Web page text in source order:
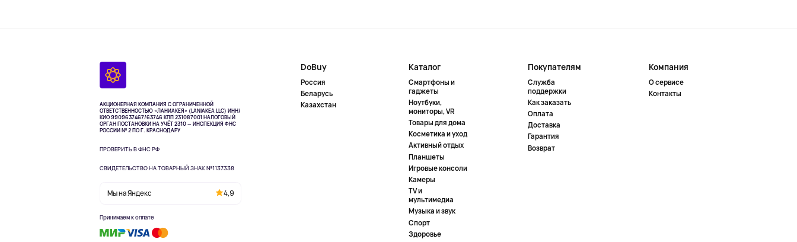
АКЦИОНЕРНАЯ КОМПАНИЯ С ОГРАНИЧЕННОЙ
ОТВЕТСТВЕННОСТЬЮ «ЛАНИАКЕЯ» (LANIAKEA LLC) ИНН/
КИО 9909637467/63746 КПП 231087001НАЛОГОВЫЙ
ОРГАН ПОСТАНОВКИ НА УЧЁТ 2310 — ИНСПЕКЦИЯ ФНС
РОССИИ № 2 ПО Г. КРАСНОДАРУ
ПРОВЕРИТЬ В ФНС РФ
СВИДЕТЕЛЬСТВО НА ТОВАРНЫЙ ЗНАК №1137338
Мы на Яндекс 4,9
Принимаем к оплате
DoBuy
Россия
Беларусь
Казахстан
Каталог
Смартфоны и
гаджеты
Ноутбуки,
мониторы, VR
Товары для дома
Косметика и уход
Активный отдых
Планшеты
Игровые консоли
Камеры
TV и
мультимедиа
Музыка и звук
Спорт
Здоровье
Покупателям
Служба
поддержки
Как заказать
Оплата
Доставка
Гарантия
Возврат
Компания
О сервисе
Контакты